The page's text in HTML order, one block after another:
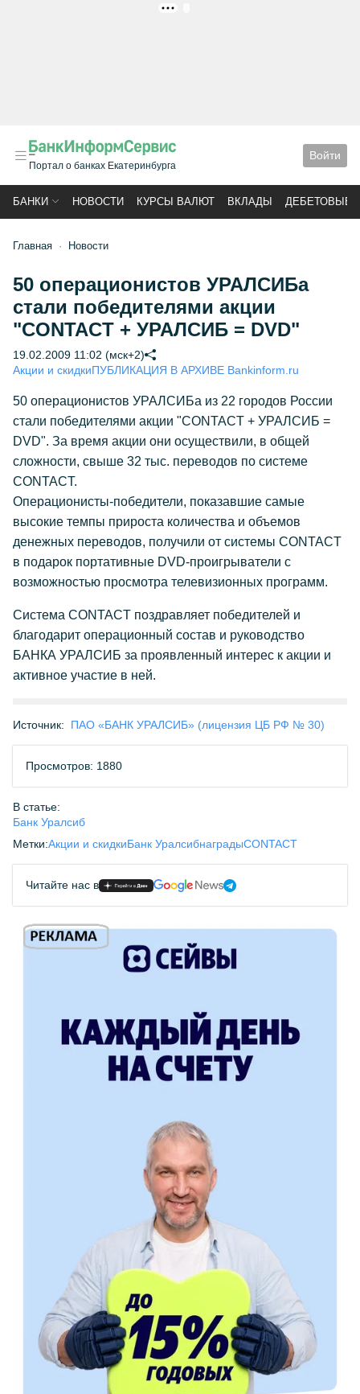
Портал о банках Екатеринбурга
Войти
БАНКИ НОВОСТИ КУРСЫ ВАЛЮТ ВКЛАДЫ ДЕБЕТОВЫЕ
Главная Новости
50 операционистов УРАЛСИБа
стали победителями акции
"CONTACT + УРАЛСИБ = DVD"
19.02.2009 11:02 (мск+2)
Акции и скидкиПУБЛИКАЦИЯ В АРХИВЕ Bankinform.ru
50 операционистов УРАЛСИБа из 22 городов России
стали победителями акции "CONTACT + УРАЛСИБ =
DVD". За время акции они осуществили, в общей
сложности, свыше 32 тыс. переводов по системе
CONTACT.
Операционисты-победители, показавшие самые
высокие темпы прироста количества и объемов
денежных переводов, получили от системы CONTACT
в подарок портативные DVD-проигрыватели с
возможностью просмотра телевизионных программ.
Система CONTACT поздравляет победителей и
благодарит операционный состав и руководство
БАНКА УРАЛСИБ за проявленный интерес к акции и
активное участие в ней.
Источник: ПАО «БАНК УРАЛСИБ» (лицензия ЦБ РФ № 30)
Просмотров: 1880
В статье:
Банк Уралсиб
Метки:Акции и скидкиБанк УралсибнаградыCONTACT
Читайте нас в